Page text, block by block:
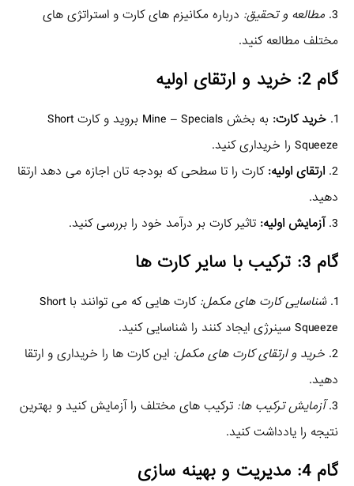
3. مطالعه و تحقیق: درباره مکانیزم‌ های کارت و استراتژی‌ های
مختلف مطالعه کنید.
گام 2: خرید و ارتقای اولیه
1. خرید کارت:
به بخش Mine – Specials بروید و کارت Short
Squeeze را خریداری کنید.
2. ارتقای اولیه: کارت را تا سطحی که بودجه‌ تان اجازه می‌ دهد ارتقا
دهید.
3. آزمایش اولیه: تاثیر کارت بر درآمد خود را بررسی کنید.
گام 3: ترکیب با سایر کارت‌ ها
1. شناسایی کارت‌ های مکمل:
کارت‌ هایی که می‌ توانند با Short
Squeeze سینرژی ایجاد کنند را شناسایی کنید.
2. خرید و ارتقای کارت‌ های مکمل: این کارت‌ ها را خریداری و ارتقا
دهید.
3. آزمایش ترکیب‌ ها: ترکیب‌ های مختلف را آزمایش کنید و بهترین
نتیجه را یادداشت کنید.
گام 4: مدیریت و بهینه‌ سازی